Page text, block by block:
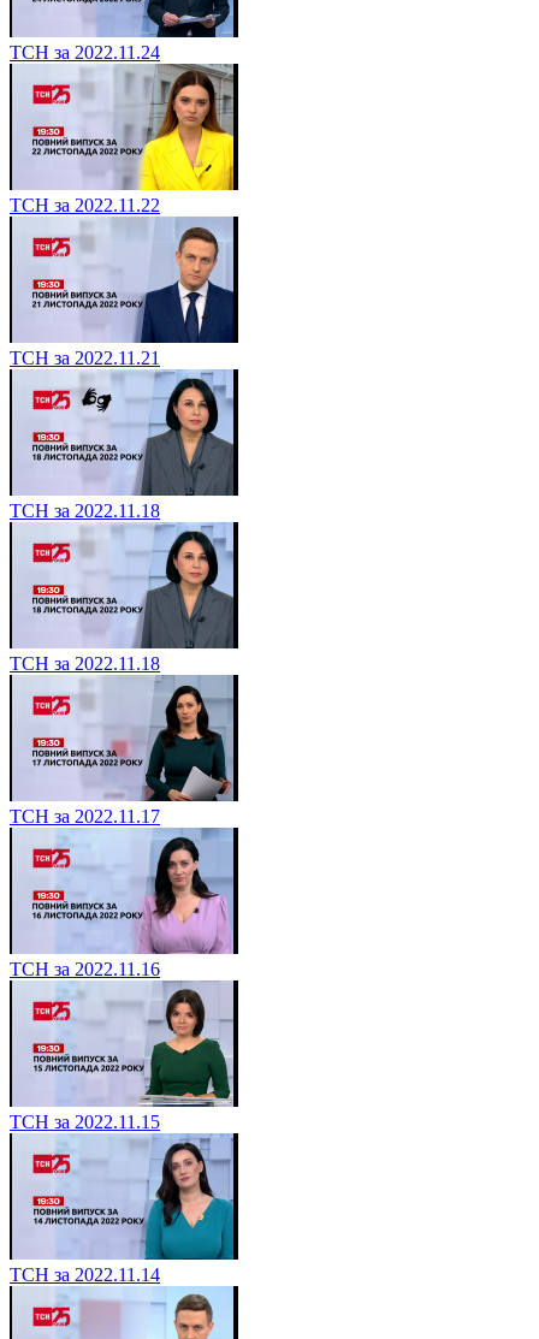
ТСН за 2022.11.24
ТСН за 2022.11.22
ТСН за 2022.11.21
ТСН за 2022.11.18
ТСН за 2022.11.18
ТСН за 2022.11.17
ТСН за 2022.11.16
ТСН за 2022.11.15
ТСН за 2022.11.14